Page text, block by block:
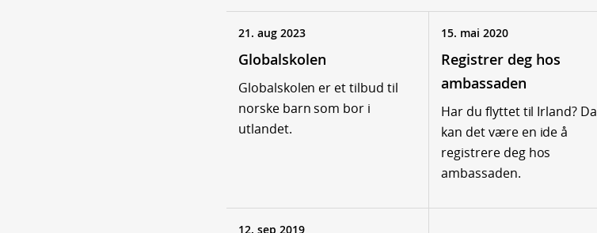
21. aug 2023
Globalskolen
Globalskolen er et tilbud til
norske barn som bor i
utlandet.
15. mai 2020
Registrer deg hos
ambassaden
Har du flyttet til Irland? Da
kan det være en ide å
registrere deg hos
ambassaden.
12. sep 2019